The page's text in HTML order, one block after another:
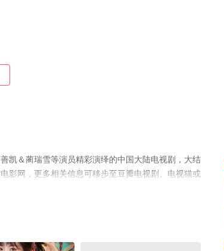
凯＆蔺瑞雪等演员精彩演绎的中国大陆电视剧，大结
影网，更多相关信息可移步至豆瓣电视剧、电视猫或